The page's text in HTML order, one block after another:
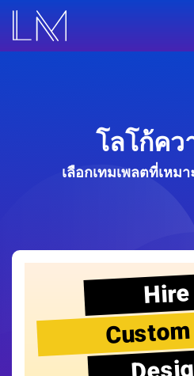
โลโก้คว
เลือกเทมเพลตที่เหม
Hire